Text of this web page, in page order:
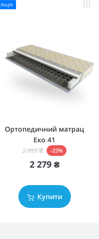
Акція
Ортопедичний матрац
Еко 41
2 959 ₴ -23%
2 279 ₴
Купити